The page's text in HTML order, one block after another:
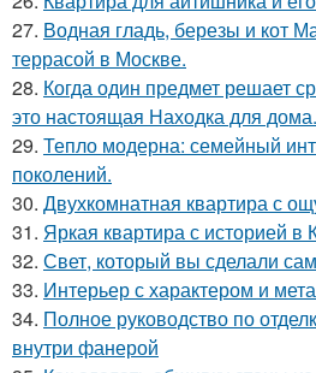
27. Водная гладь, березы и кот
террасой в Москве.
28. Когда один предмет решает
это настоящая Находка для дома.
29. Тепло модерна: семейный
поколений.
30. Двухкомнатная квартира с
31. Яркая квартира с историей в
32. Свет, который вы сделали
33. Интерьер с характером и
34. Полное руководство по
внутри фанерой